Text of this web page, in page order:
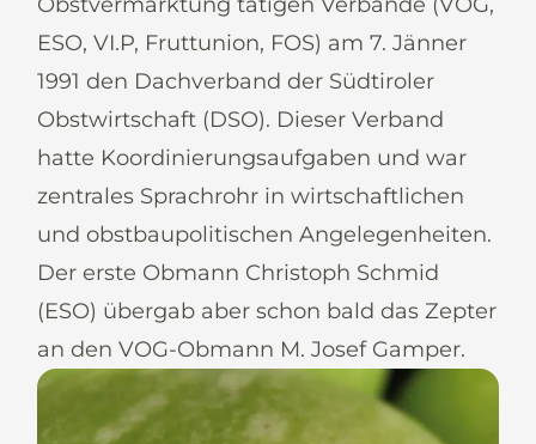
ESO, VI.P, Fruttunion, FOS) am 7. Jänner
1991 den Dachverband der Südtiroler
Obstwirtschaft (DSO). Dieser Verband
hatte Koordinierungsaufgaben und war
zentrales Sprachrohr in wirtschaftlichen
und obstbaupolitischen Angelegenheiten.
Der erste Obmann Christoph Schmid
(ESO) übergab aber schon bald das Zepter
an den VOG-Obmann M. Josef Gamper.